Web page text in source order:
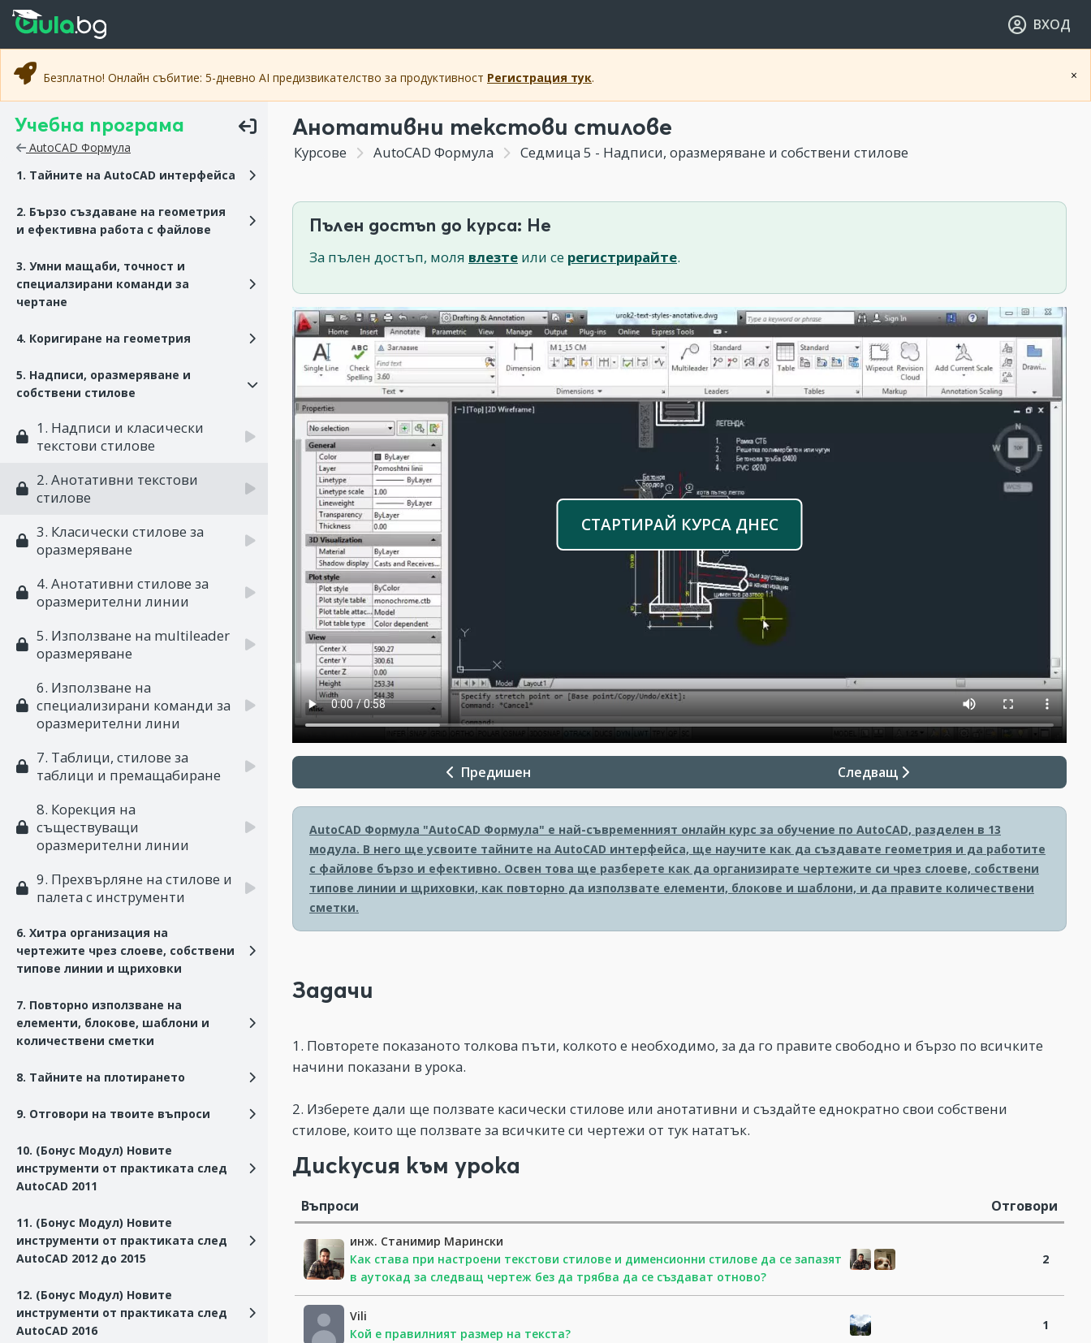
Прескочи към основното съдържание
Прескочи към навигацията
ВХОД
×
Безплатно! Онлайн събитие: 5-дневно AI предизвикателство за продуктивност Регистрация тук.
Учебна програма
AutoCAD Формула
1. Тайните на AutoCAD интерфейса
2. Бързо създаване на геометрия
и ефективна работа с файлове
3. Умни мащаби, точност и
специалзирани команди за
чертане
4. Коригиране на геометрия
5. Надписи, оразмеряванe и
собствени стилове
1. Надписи и класически
текстови стилове
2. Анотативни текстови
стилове
3. Класически стилове за
оразмеряване
4. Анотативни стилове за
оразмерителни линии
5. Използване на multileader
оразмеряване
6. Използване на
специализирани команди за
оразмерителни лини
7. Таблици, стилове за
таблици и премащабиране
8. Корекция на
съществуващи
оразмерителни линии
9. Прехвърляне на стилове и
палета с инструменти
6. Хитра организация на
чертежите чрез слоеве, собствени
типове линии и щриховки
7. Повторно използване на
елементи, блокове, шаблони и
количествени сметки
8. Тайните на плотирането
9. Отговори на твоите въпроси
10. (Бонус Модул) Новите
инструменти от практиката след
AutoCAD 2011
11. (Бонус Модул) Новите
инструменти от практиката след
AutoCAD 2012 до 2015
12. (Бонус Модул) Новите
инструменти от практиката след
AutoCAD 2016
Анотативни текстови стилове
Курсове AutoCAD Формула Седмица 5 - Надписи, оразмеряванe и собствени стилове
Пълен достъп до курса: Не
За пълен достъп, моля влезте или се регистрирайте.
СТАРТИРАЙ КУРСА ДНЕС
Предишен Следващ
AutoCAD Формула "AutoCAD Формула" е най-съвременният онлайн курс за обучение по AutoCAD, разделен в 13
модула. В него ще усвоите тайните на AutoCAD интерфейса, ще научите как да създавате геометрия и да работите
с файлове бързо и ефективно. Освен това ще разберете как да организирате чертежите си чрез слоеве, собствени
типове линии и щриховки, как повторно да използвате елементи, блокове и шаблони, и да правите количествени
сметки.
Задачи
1. Повторете показаното толкова пъти, колкото е необходимо, за да го правите свободно и бързо по всичките
начини показани в урока.
2. Изберете дали ще ползвате касически стилове или анотативни и създайте еднократно свои собствени
стилове, които ще ползвате за всичките си чертежи от тук нататък.
Дискусия към урока
Въпроси Отговори
инж. Станимир Марински
Как става при настроени текстови стилове и дименсионни стилове да се запазят
в аутокад за следващ чертеж без да трябва да се създават отново?
2
Vili
Кой е правилният размер на текста?
1